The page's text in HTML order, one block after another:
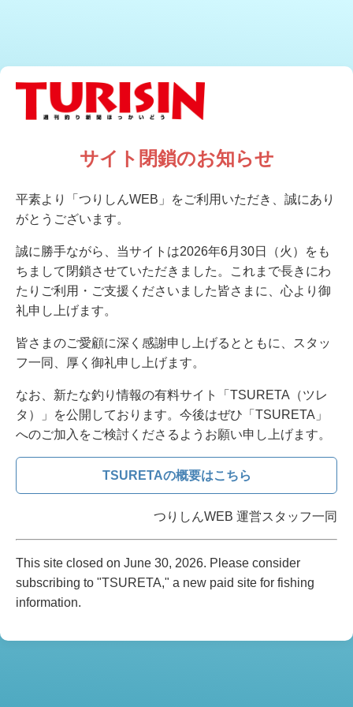
サイト閉鎖のお知らせ
平素より「つりしんWEB」をご利用いただき、誠にあり
がとうございます。
誠に勝手ながら、当サイトは2026年6月30日（火）をも
ちまして閉鎖させていただきました。これまで長きにわ
たりご利用・ご支援くださいました皆さまに、心より御
礼申し上げます。
皆さまのご愛顧に深く感謝申し上げるとともに、スタッ
フ一同、厚く御礼申し上げます。
なお、新たな釣り情報の有料サイト「TSURETA（ツレ
タ）」を公開しております。今後はぜひ「TSURETA」
へのご加入をご検討くださるようお願い申し上げます。
TSURETAの概要はこちら
つりしんWEB 運営スタッフ一同
This site closed on June 30, 2026. Please consider
subscribing to "TSURETA," a new paid site for fishing
information.